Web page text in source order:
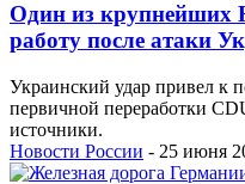
Один из крупнейших
работу после атаки
Украинский удар привел к
первичной переработки
источники.
Новости России - 25 июня